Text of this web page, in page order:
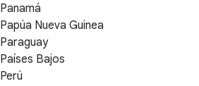
Panamá
Papúa Nueva Guinea
Paraguay
Países Bajos
Perú